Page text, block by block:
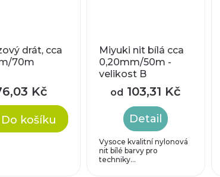
drát, cca
70m
Kč
Do košíku
Miyuki nit bílá cca
0,20mm/50m -
velikost B
od 103,31 Kč
Detail
Vysoce kvalitní nylonová
nit bílé barvy pro
techniky...